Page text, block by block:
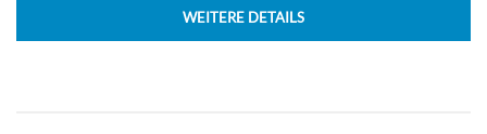
Meerblick-Kabine mit Balkon-[4D]
WEITERE DETAILS